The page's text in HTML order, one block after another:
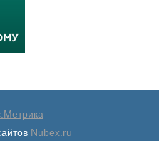
Nubex.ru